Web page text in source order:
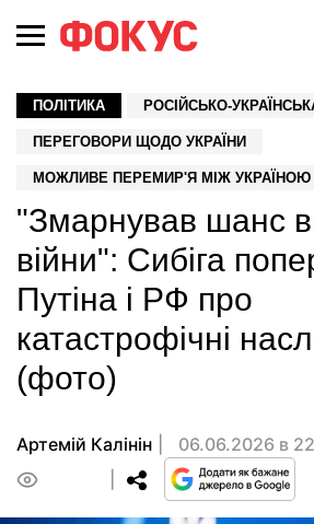
ПОЛІТИКА РОСІЙСЬКО-
ПЕРЕГОВОРИ ЩОДО УКРАЇНИ
МОЖЛИВЕ ПЕРЕМИР'Я МІЖ УКРАЇНОЮ
"Змарнував шанс
війни": Сибіга
Путіна і РФ про
катастрофічні
(фото)
Артемій Калінін
06.06.2026 в